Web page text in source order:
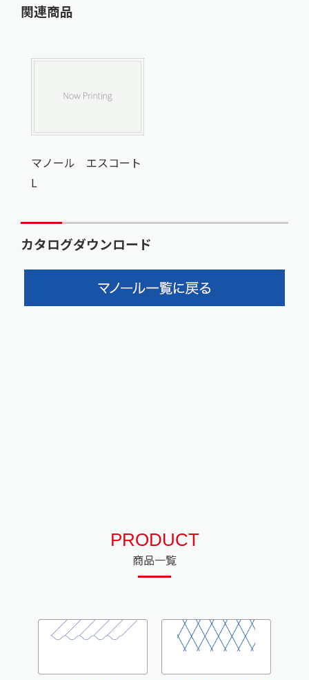
関連商品
マノール エスコート
L
カタログダウンロード
PRODUCT
商品一覧